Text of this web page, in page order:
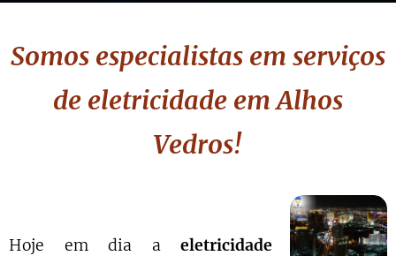
Somos especialistas em serviços
de eletricidade em Alhos
Vedros!
Hoje em dia aeletricidade